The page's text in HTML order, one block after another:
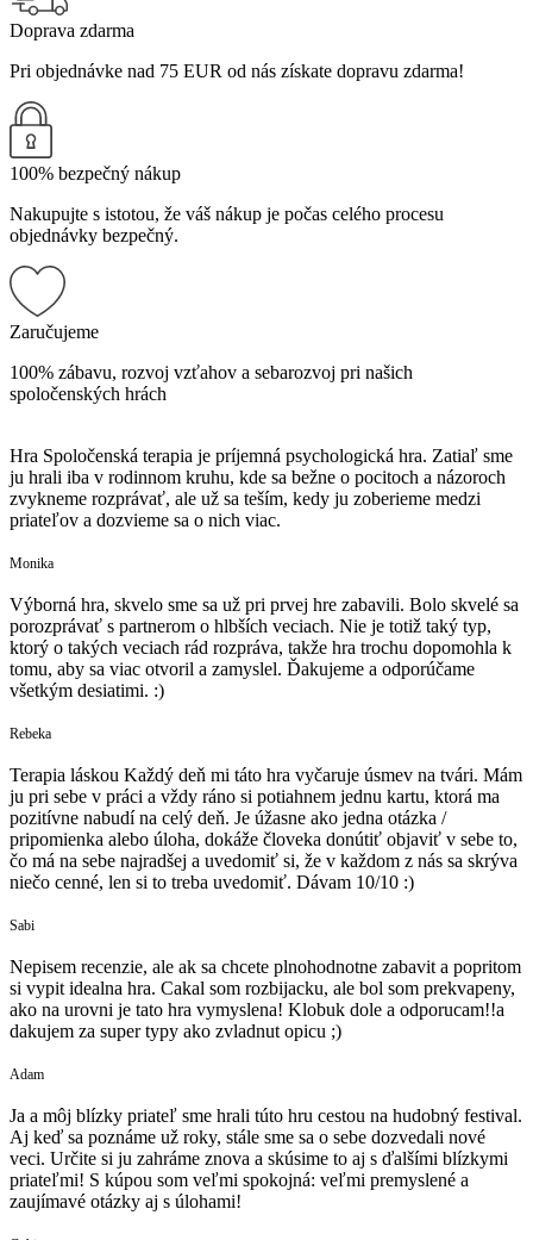
Doprava zdarma
Pri objednávke nad 75 EUR od nás získate dopravu zdarma!
100% bezpečný nákup
Nakupujte s istotou, že váš nákup je počas celého procesu
objednávky bezpečný.
Zaručujeme
100% zábavu, rozvoj vzťahov a sebarozvoj pri našich
spoločenských hrách
Hra Spoločenská terapia je príjemná psychologická hra. Zatiaľ sme
ju hrali iba v rodinnom kruhu, kde sa bežne o pocitoch a názoroch
zvykneme rozprávať, ale už sa teším, kedy ju zoberieme medzi
priateľov a dozvieme sa o nich viac.
Monika
Výborná hra, skvelo sme sa už pri prvej hre zabavili. Bolo skvelé sa
porozprávať s partnerom o hlbších veciach. Nie je totiž taký typ,
ktorý o takých veciach rád rozpráva, takže hra trochu dopomohla k
tomu, aby sa viac otvoril a zamyslel. Ďakujeme a odporúčame
všetkým desiatimi. :)
Rebeka
Terapia láskou Každý deň mi táto hra vyčaruje úsmev na tvári. Mám
ju pri sebe v práci a vždy ráno si potiahnem jednu kartu, ktorá ma
pozitívne nabudí na celý deň. Je úžasne ako jedna otázka /
pripomienka alebo úloha, dokáže človeka donútiť objaviť v sebe to,
čo má na sebe najradšej a uvedomiť si, že v každom z nás sa skrýva
niečo cenné, len si to treba uvedomiť. Dávam 10/10 :)
Sabi
Nepisem recenzie, ale ak sa chcete plnohodnotne zabavit a popritom
si vypit idealna hra. Cakal som rozbijacku, ale bol som prekvapeny,
ako na urovni je tato hra vymyslena! Klobuk dole a odporucam!!a
dakujem za super typy ako zvladnut opicu ;)
Adam
Ja a môj blízky priateľ sme hrali túto hru cestou na hudobný festival.
Aj keď sa poznáme už roky, stále sme sa o sebe dozvedali nové
veci. Určite si ju zahráme znova a skúsime to aj s ďalšími blízkymi
priateľmi! S kúpou som veľmi spokojná: veľmi premyslené a
zaujímavé otázky aj s úlohami!